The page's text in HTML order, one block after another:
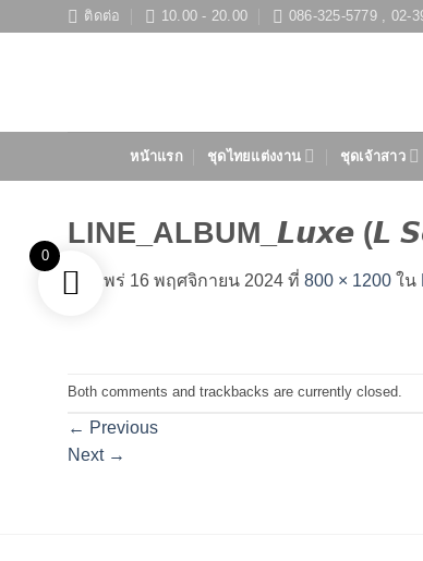
ติดต่อ 10.00 - 20.00 086-325-5779 , 02-
หน้าแรก ชุดไทยแต่งงาน ชุดเจ้าสาว
LINE_ALBUM_𝙇𝙪𝙭𝙚 (𝙇
เผยแพร่ 16 พฤศจิกายน 2024 ที่ 800 × 1200 ใน
Both comments and trackbacks are currently closed.
← Previous
Next →
0